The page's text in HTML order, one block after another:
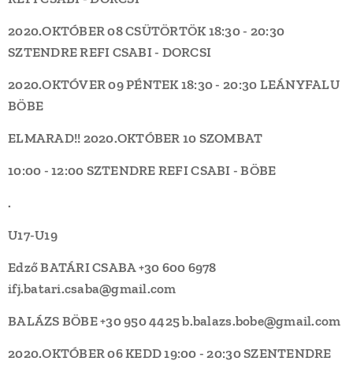
2020.OKTÓBER 08 CSÜTÖRTÖK 18:30 - 20:30
SZTENDRE REFI CSABI - DORCSI
2020.OKTÓVER 09 PÉNTEK 18:30 - 20:30 LEÁNYFALU
BÖBE
ELMARAD!! 2020.OKTÓBER 10 SZOMBAT
10:00 - 12:00 SZTENDRE REFICSABI - BÖBE
.
U17-U19
Edző BATÁRI CSABA +30 600 6978
ifj.batari.csaba@gmail.com
BALÁZS BÖBE +30 950 4425 b.balazs.bobe@gmail.com
2020.OKTÓBER 06 KEDD19:00 - 20:30SZENTENDRE